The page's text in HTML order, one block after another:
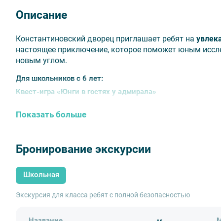
Описание
Константиновский дворец приглашает ребят на
настоящее приключение, которое поможет юным
новым углом.
Для школьников с 6 лет:
Квест-игра «Юнги в гостях у адмирала»
Теперь и самым маленьким посетителям будет просто
залам превращается в увлекательное «плавание» с
Для школьников с 10 лет:
Квест-игра «Найди клад»
Эта игра увлечёт сюжетом и поиском «императорских
Перед юными следопытами приоткроется дверь в мир
«Дворца конгрессов»
Показать больше
Бронирование экскурсии
Школьная
Экскурсия для класса ребят с полной безопасностью